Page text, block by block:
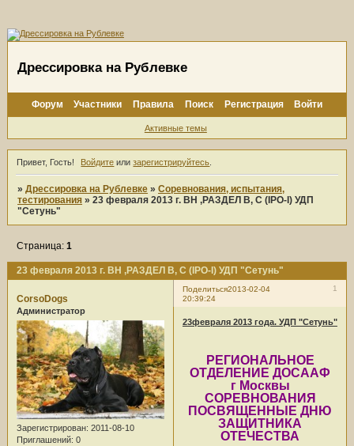
Дрессировка на Рублевке
Форум Участники Правила Поиск Регистрация Войти
Активные темы
Привет, Гость! Войдите илизарегистрируйтесь
»Дрессировка на Рублевке »Соревнования, испытания,
тестирования »23 февраля 2013 г. BH ,РАЗДЕЛ В, С (IPO-I) УДП
"Сетунь"
23 февраля 2013 г. BH ,РАЗДЕЛ В, С (IPO-I) УДП "Сетунь"
Страница:1
Поделиться 1
2013-02-04
20:39:24
CorsoDogs
Администратор
Зарегистрирован: 2011-08-10
Приглашений: 0
23февраля 2013 года. УДП "Сетунь"
РЕГИОНАЛЬНОЕ
ОТДЕЛЕНИЕ ДОСААФ
г Москвы
СОРЕВНОВАНИЯ
ПОСВЯЩЕННЫЕ ДНЮ
ЗАЩИТНИКА
ОТЕЧЕСТВА